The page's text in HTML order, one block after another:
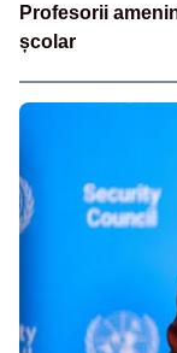
Profesorii
școlar